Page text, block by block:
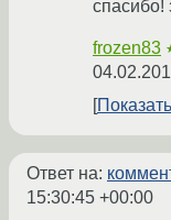
спасибо!
frozen83
Ответ на:
15:30:45 +00:00